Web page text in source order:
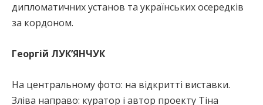
дипломатичних установ та українських осередків
за кордоном.
Георгій ЛУК’ЯНЧУК
На центральному фото: на відкритті виставки.
Зліва направо: куратор і автор проекту Тіна